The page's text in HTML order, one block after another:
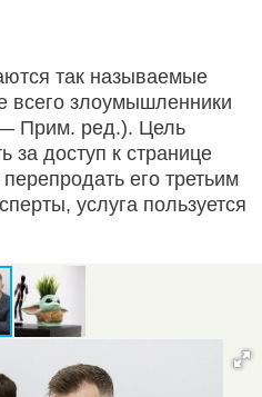
так называемые
всего злоумышленники
Прим. ред.). Цель
доступ к странице
его третьим
услуга пользуется